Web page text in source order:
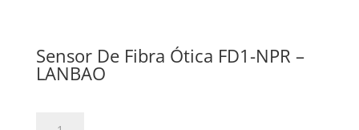
Sensor De Fibra Ótica FD1-NPR –
LANBAO